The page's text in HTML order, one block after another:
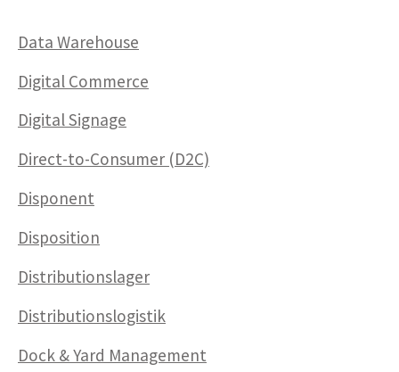
Data Warehouse
Digital Commerce
Digital Signage
Direct-to-Consumer (D2C)
Disponent
Disposition
Distributionslager
Distributionslogistik
Dock & Yard Management